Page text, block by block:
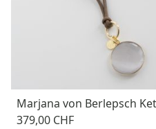
Marjana von Berlepsch
379,00 CHF